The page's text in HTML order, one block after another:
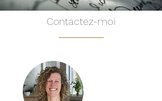
Contactez-moi